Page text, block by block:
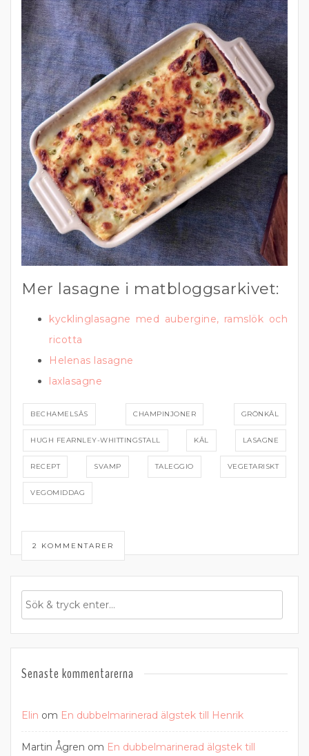
Mer lasagne i matbloggsarkivet:
kycklinglasagne med aubergine, ramslök och
ricotta
Helenas lasagne
laxlasagne
BECHAMELSÅS CHAMPINJONER GRÖNKÅL
HUGH FEARNLEY-WHITTINGSTALL KÅL LASAGNE
RECEPT SVAMP TALEGGIO VEGETARISKT
VEGOMIDDAG
2 KOMMENTARER
Senaste kommentarerna
Elin om En dubbelmarinerad älgstek till Henrik
Martin Ågren om En dubbelmarinerad älgstek till